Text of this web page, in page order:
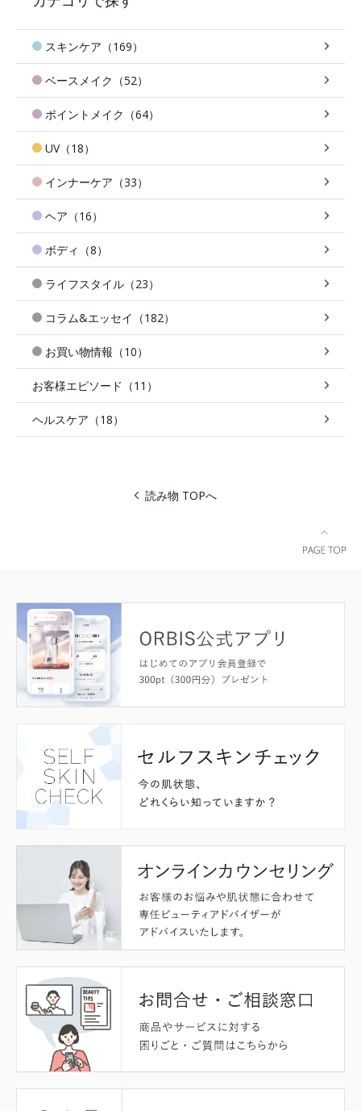
スキンケア（169）
ベースメイク（52）
ポイントメイク（64）
UV（18）
インナーケア（33）
ヘア（16）
ボディ（8）
ライフスタイル（23）
コラム&エッセイ（182）
お買い物情報（10）
お客様エピソード（11）
ヘルスケア（18）
読み物 TOPへ